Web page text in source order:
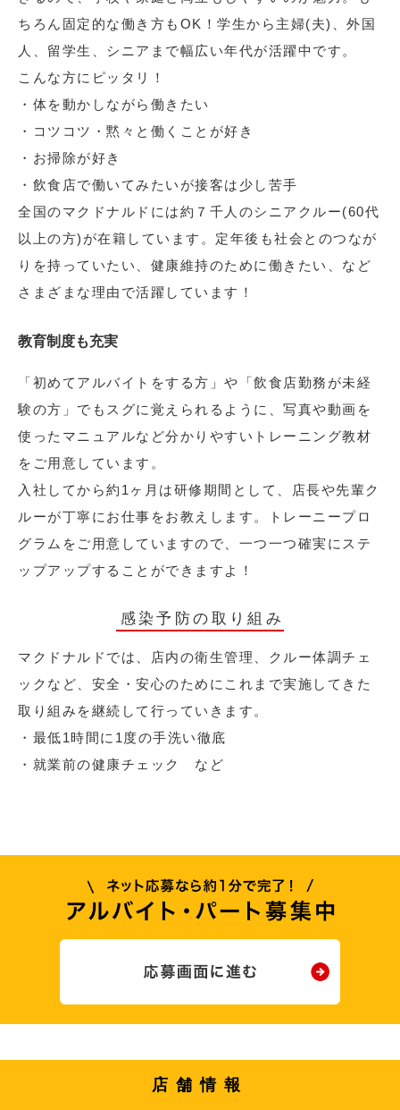
ちろん固定的な働き方もOK！学生から主婦(夫)、外国
人、留学生、シニアまで幅広い年代が活躍中です。
こんな方にピッタリ！
・体を動かしながら働きたい
・コツコツ・黙々と働くことが好き
・お掃除が好き
・飲食店で働いてみたいが接客は少し苦手
全国のマクドナルドには約７千人のシニアクルー(60代
以上の方)が在籍しています。定年後も社会とのつなが
りを持っていたい、健康維持のために働きたい、など
さまざまな理由で活躍しています！
教育制度も充実
「初めてアルバイトをする方」や「飲食店勤務が未経
験の方」でもスグに覚えられるように、写真や動画を
使ったマニュアルなど分かりやすいトレーニング教材
をご用意しています。
入社してから約1ヶ月は研修期間として、店長や先輩ク
ルーが丁寧にお仕事をお教えします。トレーニープロ
グラムをご用意していますので、一つ一つ確実にステ
ップアップすることができますよ！
感染予防の取り組み
マクドナルドでは、店内の衛生管理、クルー体調チェ
ックなど、安全・安心のためにこれまで実施してきた
取り組みを継続して行っていきます。
・最低1時間に1度の手洗い徹底
・就業前の健康チェック など
店舗情報